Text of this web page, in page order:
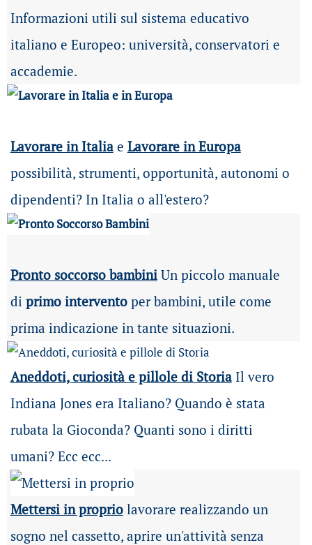
Informazioni utili sul sistema educativo
italiano e Europeo: università, conservatori e
accademie.
Lavorare in Italia e Lavorare in Europa
possibilità, strumenti, opportunità, autonomi o
dipendenti? In Italia o all'estero?
Pronto soccorso bambiniUn piccolo manuale
di primo interventoper bambini, utile come
prima indicazione in tante situazioni.
Aneddoti, curiosità e pillole di Storia Il vero
Indiana Jones era Italiano? Quando è stata
rubata la Gioconda? Quanti sono i diritti
umani? Ecc ecc...
Mettersi in propriolavorare realizzando un
sogno nel cassetto, aprire un'attività senza